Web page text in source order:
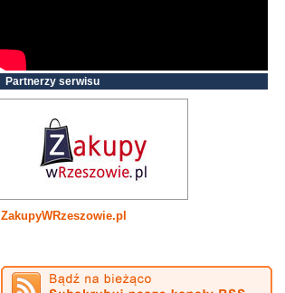
Partnerzy serwisu
ZakupyWRzeszowie.pl